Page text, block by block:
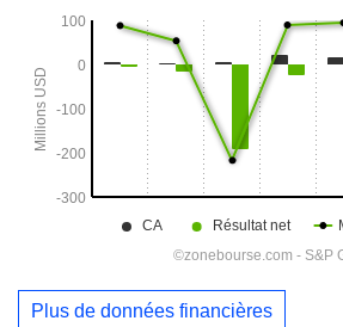
Plus de données financières